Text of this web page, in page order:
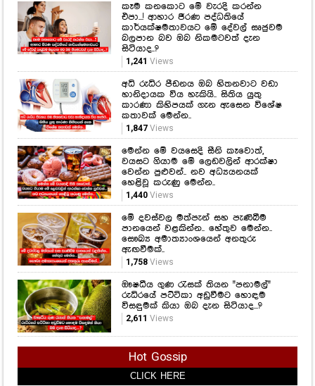
කෑම කනකොට මේ වැරදි කරන්න
එපා...! ආහාර ජීරණ පද්ධතියේ
කාර්යක්ෂමතාවයට මේ දේවල් සෘජුවම
බලපාන බව ඔබ නිකමටවත් දැන
සිටියාද..?
1,241 Views
අධි රුධිර පීඩනය ඔබ හිතනවාට වඩා
හානිදායක විය හැකියි.. සිතිය යුතු
කාරණා කිහිපයක් ගැන ඇසෙන විශේෂ
කතාවක් මෙන්න..
1,847Views
මෙන්න මේ වයසෙදි සීනි කෑවොත්,
වයසට ගියාම මේ ලෙඩවලින් ආරක්ෂා
වෙන්න පුළුවන්.. නව අධ්‍යයනයක්
හෙළිවූ කරුණු මෙන්න..
1,440Views
මේ දවස්වල මත්පැන් සහ පැණිබීම
පානයෙන් වළකින්න.. හේතුව මෙන්න..
සෞඛ්‍ය අමාත්‍යාංශයෙන් අනතුරු
ඇඟවීමක්..
1,758Views
ඖෂධීය ගුණ රැසක් තියන "පනාමල්"
රුධිරයේ පට්ටිකා අඩුවීමට හොඳම
විසඳුමක් කියා ඔබ දැන සිටියාද...?
2,611 Views
Hot Gossip
CLICK HERE
CLICK HERE